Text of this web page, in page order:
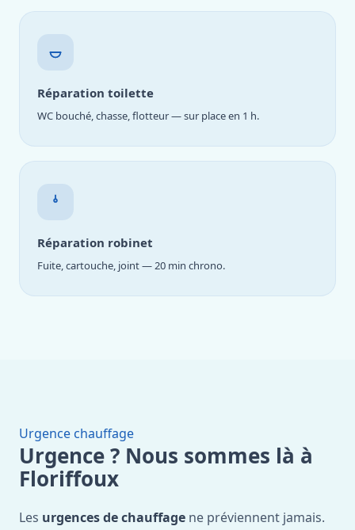
Réparation toilette
WC bouché, chasse, flotteur — sur place en 1 h.
Réparation robinet
Fuite, cartouche, joint — 20 min chrono.
Urgence chauffage
Urgence ? Nous sommes là à
Floriffoux
Les urgences de chauffage ne préviennent jamais.